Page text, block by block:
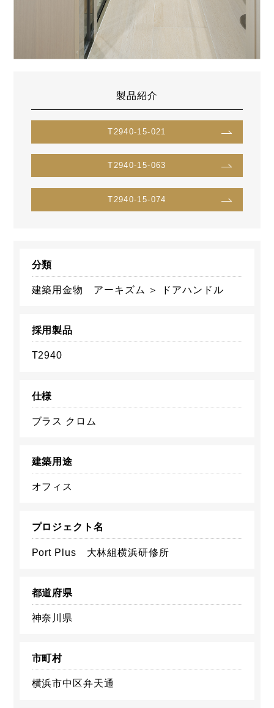
製品紹介
T2940-15-021
T2940-15-063
T2940-15-074
分類
建築用金物 アーキズム ＞ ドアハンドル
採用製品
T2940
仕様
ブラス クロム
建築用途
オフィス
プロジェクト名
Port Plus 大林組横浜研修所
都道府県
神奈川県
市町村
横浜市中区弁天通